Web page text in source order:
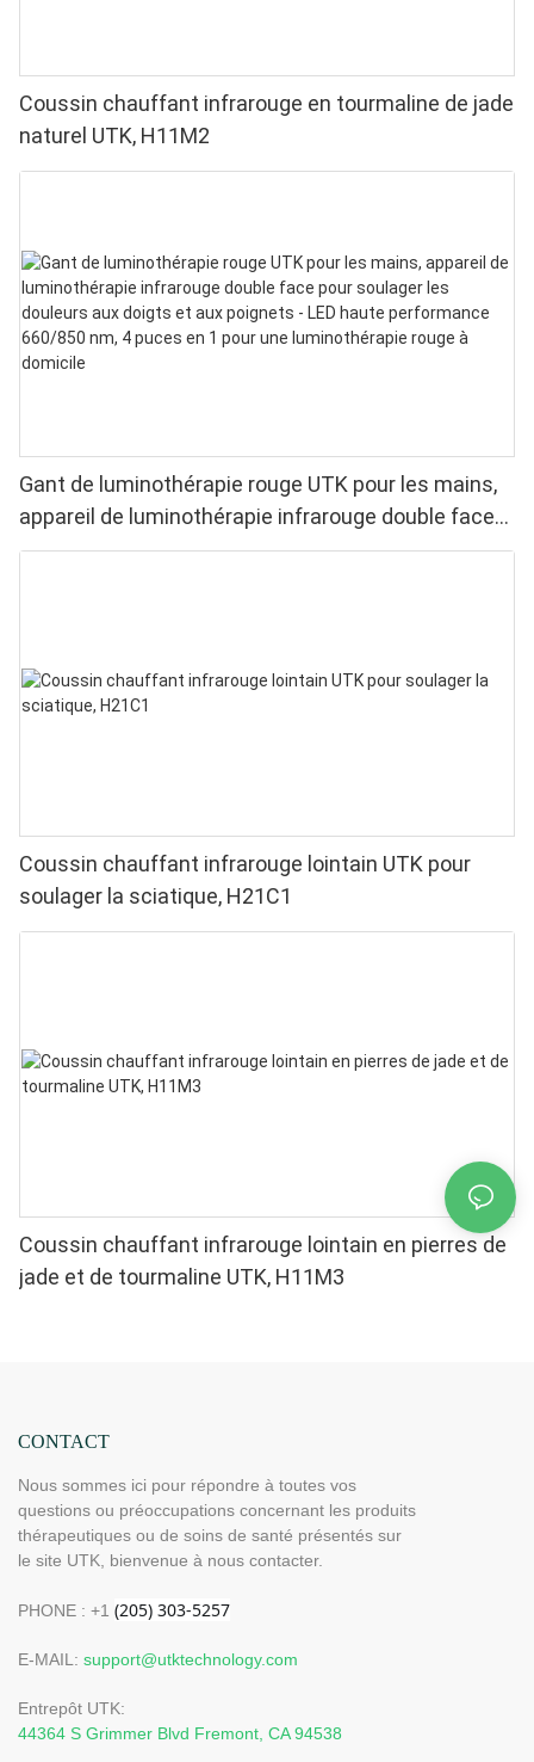
Coussin chauffant infrarouge en tourmaline de jade
naturel UTK, H11M2
Gant de luminothérapie rouge UTK pour les mains,
appareil de luminothérapie infrarouge double face
pour soulager les douleurs aux doigts et aux
Coussin chauffant infrarouge lointain UTK pour
soulager la sciatique, H21C1
Coussin chauffant infrarouge lointain en pierres de
jade et de tourmaline UTK, H11M3
CONTACT
Nous sommes ici pour répondre à toutes vos
questions ou préoccupations concernant les produits
thérapeutiques ou de soins de santé présentés sur
le site UTK, bienvenue à nous contacter.
PHONE : +1
E-MAIL: support@utktechnology.com
Entrepôt UTK:
44364 S Grimmer Blvd Fremont, CA 94538